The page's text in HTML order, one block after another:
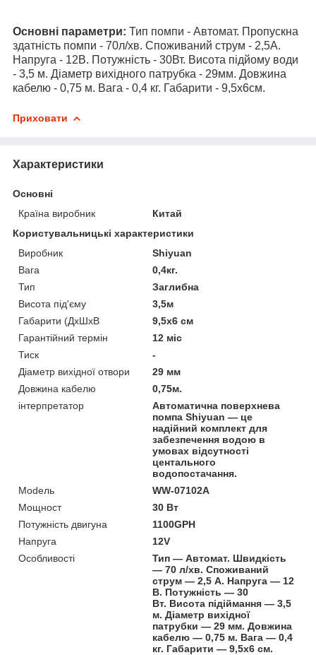
Основні параметри: Тип помпи - Автомат. Пропускна
здатність помпи - 70л/хв. Споживаний струм - 2,5А.
Напруга - 12В. Потужність - 30Вт. Висота підйому води
- 3,5 м. Діаметр вихідного патрубка - 29мм. Довжина
кабелю - 0,75 м. Вага - 0,4 кг. Габарити - 9,5х6см.
Приховати
Характеристики
Основні
Країна виробник
Китай
Користувальницькі характеристики
Виробник
Shiyuan
Вага
0,4кг.
Тип
Заглибна
Висота під'єму
3,5м
Габарити (ДхШхВ
9,5х6 см
Гарантійний термін
12 міс
Тиск
-
Діаметр вихідної отвори
29 мм
Довжина кабелю
0,75м.
інтерпретатор
Автоматична поверхнева
помпа Shiyuan — це
надійний комплект для
забезпечення водою в
умовах відсутності
центального
водопостачання.
Моdель
WW-07102A
Мощност
30 Вт
Потужність двигуна
1100GPH
Напруга
12V
Особливості
Тип — Автомат. Швидкість
— 70 л/хв. Споживаний
струм — 2,5 А. Напруга — 12
В. Потужність — 30
Вт. Висота підіймання — 3,5
м. Діаметр вихідної
патрубки — 29 мм. Довжина
кабелю — 0,75 м. Вага — 0,4
кг. Габарити — 9,5х6 см.